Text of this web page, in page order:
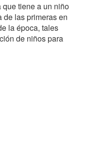
tiene a un niño
de las primeras en
la época, tales
de niños para